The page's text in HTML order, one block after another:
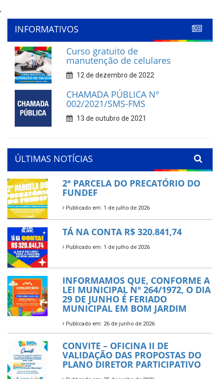
'
INFORMATIVOS
Curso gratuito de
manutenção de celulares
12 de dezembro de 2022
CHAMADA PÚBLICA Nº
002/2021/SMS-FMS
13 de outubro de 2021
ÚLTIMAS NOTÍCIAS
2ª PARCELA DO PRECATÓRIO DO
FUNDEF
Publicado em: 1 de julho de 2026
TÁ NA CONTA R$ 320.841,74
Publicado em: 1 de julho de 2026
INFORMAMOS QUE, CONFORME A
LEI MUNICIPAL Nº 264/1972, O DIA
29 DE JUNHO É FERIADO
MUNICIPAL EM BOM JARDIM
Publicado em: 26 de junho de 2026
CONVITE – OFICINA II DE
VALIDAÇÃO DAS PROPOSTAS DO
PLANO DIRETOR PARTICIPATIVO